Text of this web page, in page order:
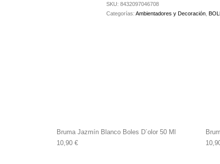
SKU: 8432097046708
Categorías: Ambientadores y Decoración
Bruma Jazmín Blanco Boles D´olor 50 Ml
10,90 €